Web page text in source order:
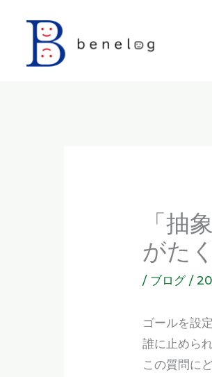
「抽
がた
/ ブログ/
ゴールを設
誰に止めら
この質問に